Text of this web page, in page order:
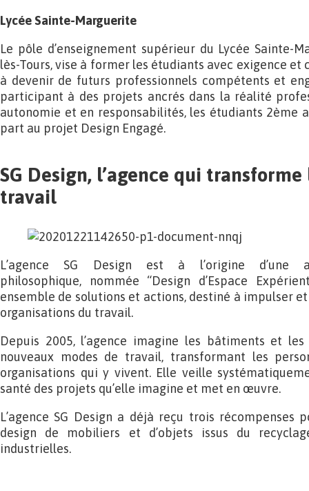
Lycée Sainte-Marguerite
Le pôle d’enseignement supérieur du Lycée Sainte-
lès-Tours, vise à former les étudiants avec exigence et
à devenir de futurs professionnels compétents et
participant à des projets ancrés dans la réalité
autonomie et en responsabilités, les étudiants 2ème
part au projet Design Engagé.
SG Design, l’agence qui transforme
travail
L’agence SG Design est à l’origine d’une
philosophique, nommée “Design d’Espace
ensemble de solutions et actions, destiné à impulser
organisations du travail.
Depuis 2005, l’agence imagine les bâtiments et
nouveaux modes de travail, transformant les
organisations qui y vivent. Elle veille
santé des projets qu’elle imagine et met en œuvre.
L’agence SG Design a déjà reçu trois récompenses
design de mobiliers et d’objets issus du
industrielles.